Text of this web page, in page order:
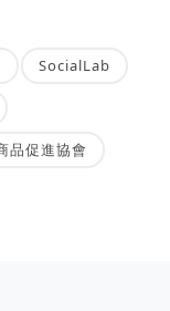
SocialLab
品促進協會